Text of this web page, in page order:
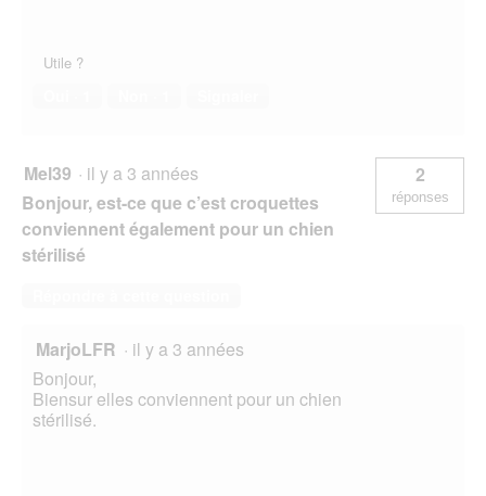
Utile ?
Mel39 · il y a 3 années
Bonjour, est-ce que c’est croquettes
conviennent également pour un chien
stérilisé
2
réponses
MarjoLFR · il y a 3 années
Bonjour,
Biensur elles conviennent pour un chien
stérilisé.